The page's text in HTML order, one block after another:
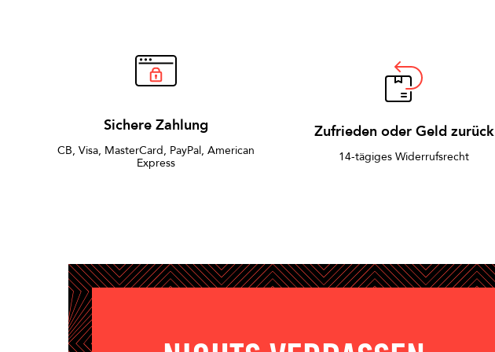
Sichere Zahlung
CB, Visa, MasterCard, PayPal, American
Express
Zufrieden oder Geld zurück
14-tägiges Widerrufsrecht